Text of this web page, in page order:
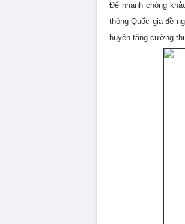
Để nhanh chóng
thông Quốc gia đề
huyện tăng cường